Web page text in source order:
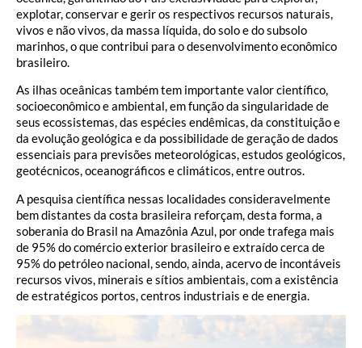
explotar, conservar e gerir os respectivos recursos naturais,
vivos e não vivos, da massa líquida, do solo e do subsolo
marinhos, o que contribui para o desenvolvimento econômico
brasileiro.
As ilhas oceânicas também tem importante valor científico,
socioeconômico e ambiental, em função da singularidade de
seus ecossistemas, das espécies endêmicas, da constituição e
da evolução geológica e da possibilidade de geração de dados
essenciais para previsões meteorológicas, estudos geológicos,
geotécnicos, oceanográficos e climáticos, entre outros.
A pesquisa científica nessas localidades consideravelmente
bem distantes da costa brasileira reforçam, desta forma, a
soberania do Brasil na Amazônia Azul, por onde trafega mais
de 95% do comércio exterior brasileiro e extraído cerca de
95% do petróleo nacional, sendo, ainda, acervo de incontáveis
recursos vivos, minerais e sítios ambientais, com a existência
de estratégicos portos, centros industriais e de energia.